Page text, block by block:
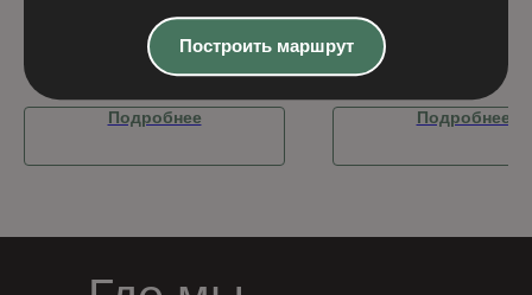
формовки Биаритц Роял
Кирпич ручной формовки
Подробнее Подробнее
Построить маршрут